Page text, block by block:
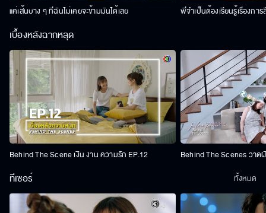
แค่เส้นบาง ๆ ที่ฉันไม่เคยจะข้ามมันได้เลย พี่จำเป็นต้องเรียนรู้เรื่องการ
เบื้องหลังฉากหลุด
Behind The Scene เงิน งาน ความรัก EP.12 Behind The Scenes วาด
ทีเซอร์ ทั้งหมด